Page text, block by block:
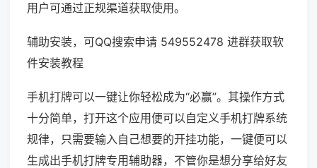
用户可通过正规渠道获取使用。
辅助安装，可QQ搜索申请 549552478 进群获取软
件安装教程
手机打牌可以一键让你轻松成为“必赢”。其操作方式
十分简单，打开这个应用便可以自定义手机打牌系统
规律，只需要输入自己想要的开挂功能，一键便可以
生成出手机打牌专用辅助器，不管你是想分享给好友